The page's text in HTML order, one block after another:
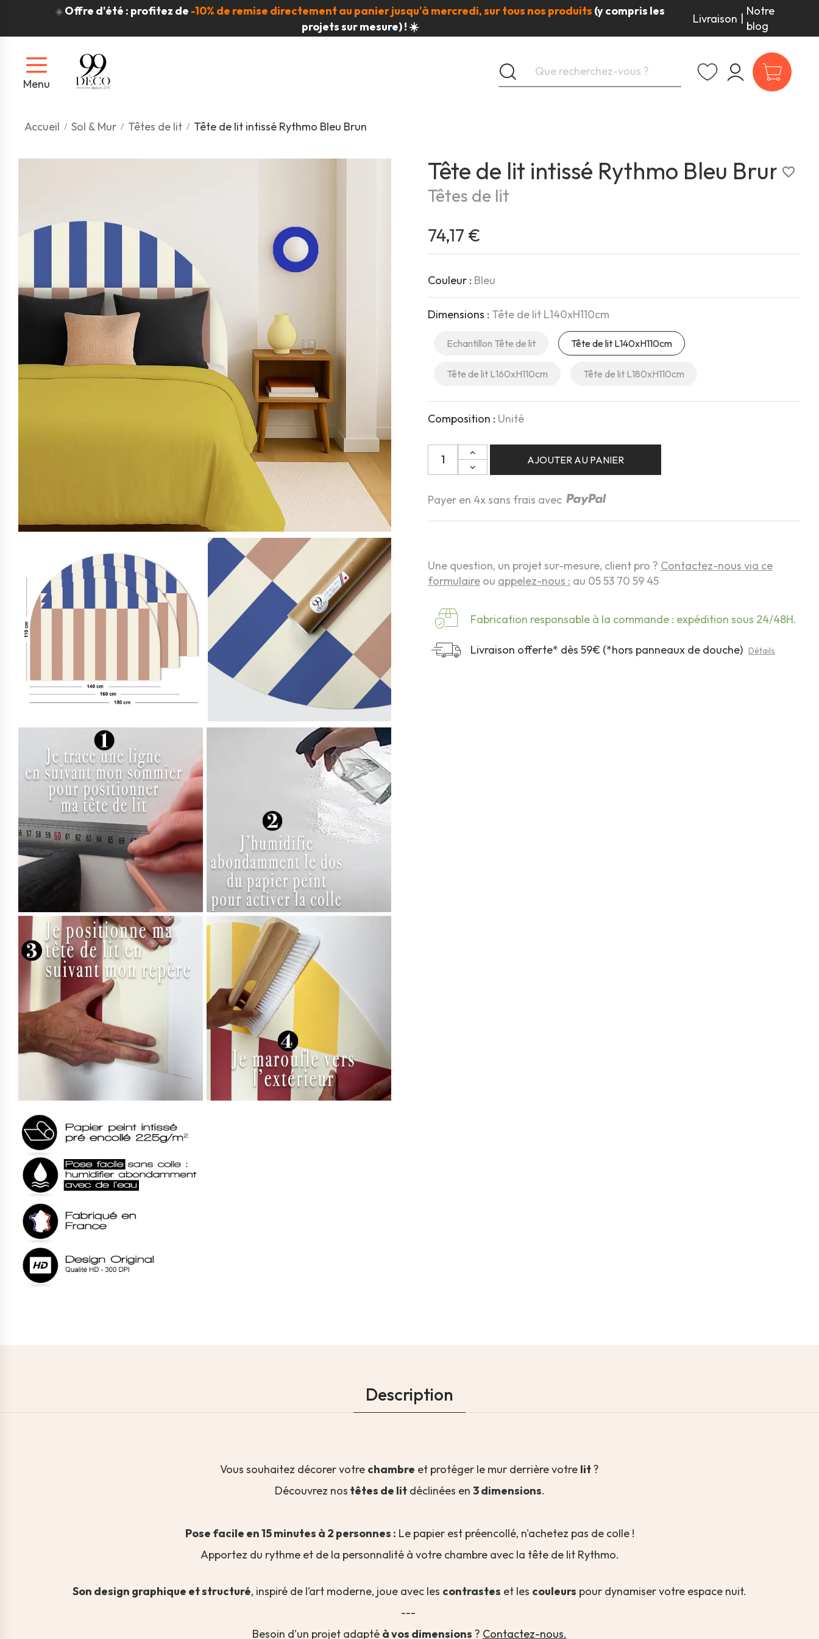
☀️ Offre d'été : profitez de -10% de remise directement au panier jusqu'à mercredi, sur tous nos produits (y compris les
projets sur mesure) ! ☀️
Livraison |
Notre
blog
Menu
Accueil Sol & Mur Têtes de lit Tête de lit intissé Rythmo Bleu Brun
Tête de lit intissé Rythmo Bleu Brun
Têtes de lit
favorite_border
74,17 €
Couleur : Bleu
Dimensions : Tête de lit L140xH110cm
Echantillon Tête de lit Tête de lit L140xH110cm
Tête de lit L160xH110cm Tête de lit L180xH110cm
Composition : Unité
Quantité
AJOUTER AU PANIER
Payer en 4x sans frais avec
Une question, un projet sur-mesure, client pro ? Contactez-nous via ce
formulaire ou appelez-nous : au 05 53 70 59 45
Fabrication responsable à la commande : expédition sous 24/48H.
Livraison offerte* dès 59€ (*hors panneaux de douche) Détails
Description
Vous souhaitez décorer votre chambre et protéger le mur derrière votre lit?
Découvrez nos têtes de litdéclinées en 3 dimensions.
Pose facile en 15 minutes à 2 personnes : Le papier est préencollé, n'achetez pas de colle !
Apportez du rythme et de la personnalité à votre chambre avec la tête de lit Rythmo.
Son design graphique et structuré, inspiré de l’art moderne, joue avec les contrastes et les couleurs pour dynamiser votre espace nuit.
---
Besoin d'un projet adapté à vos dimensions ? Contactez-nous.